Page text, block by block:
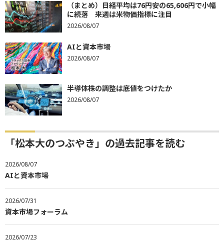
（まとめ）日経平均は76円安の65,606円で小幅
に続落 来週は米物価指標に注目
2026/08/07
AIと資本市場
2026/08/07
半導体株の調整は底値をつけたか
2026/08/07
「松本大のつぶやき」の過去記事を読む
2026/08/07
AIと資本市場
2026/07/31
資本市場フォーラム
2026/07/23